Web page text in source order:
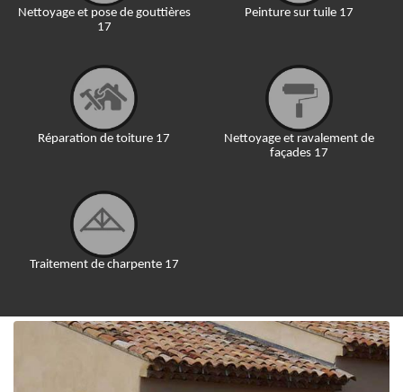
Nettoyage et pose de gouttières
17
Réparation de toiture 17
Traitement de charpente 17
Peinture sur tuile 17
Nettoyage et ravalement de
façades 17